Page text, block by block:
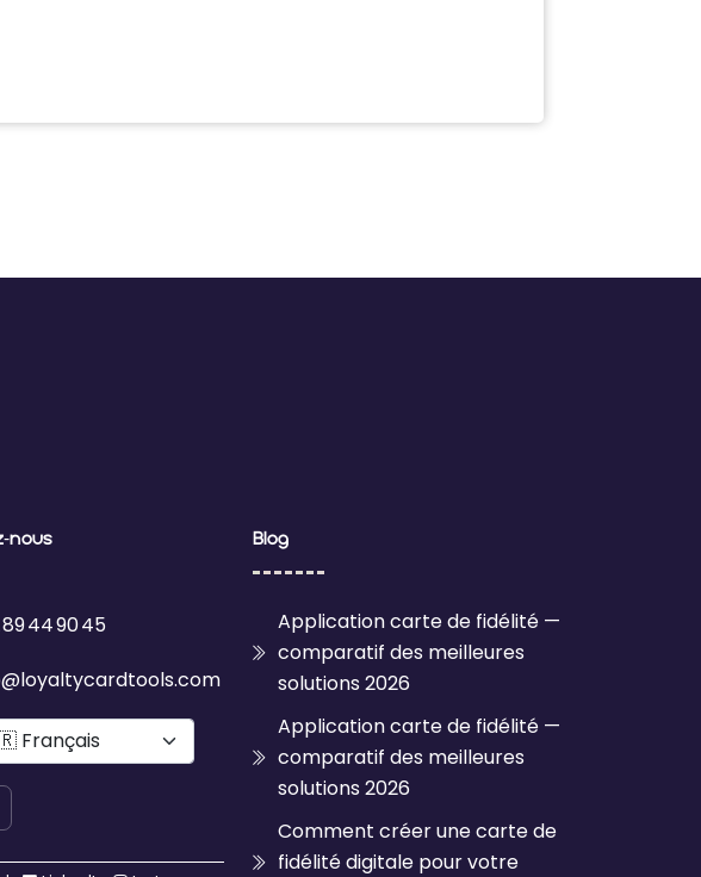
89 44 90 45
Blog
Application carte de fidélité —
comparatif des meilleures
solutions 2026
Application carte de fidélité —
comparatif des meilleures
solutions 2026
Comment créer une carte de
fidélité digitale pour votre